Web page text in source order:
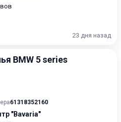
23 дня назад
BMW 5 series
61318352160
"Bavaria"